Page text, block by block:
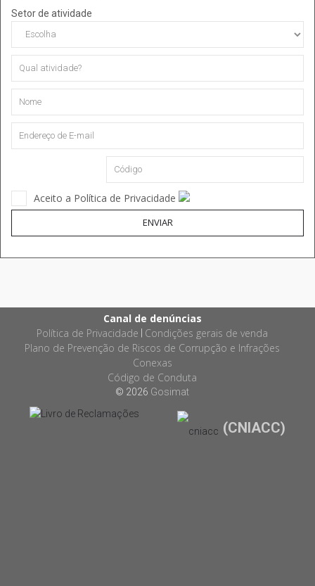
Setor de atividade
Aceito a Política de Privacidade
ENVIAR
Canal de denúncias
Política de Privacidade Condições gerais de venda
Plano de Prevenção de Riscos de Corrupção e Infrações
Conexas
Código de Conduta
© 2026 Gosimat
(CNIACC)